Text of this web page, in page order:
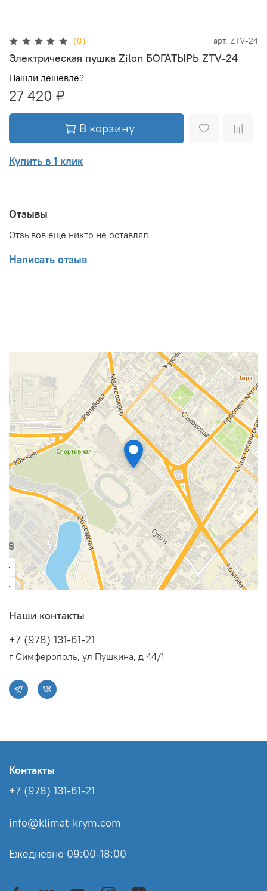
(0) арт. ZTV-24
Электрическая пушка Zilon БОГАТЫРЬ ZTV-24
Нашли дешевле?
27 420 ₽
В корзину
Купить в 1 клик
Отзывы
Отзывов еще никто не оставлял
Написать отзыв
Наши контакты
+7 (978) 131-61-21
г Симферополь, ул Пушкина, д 44/1
Контакты
+7 (978) 131-61-21
info@klimat-krym.com
Ежедневно 09:00-18:00